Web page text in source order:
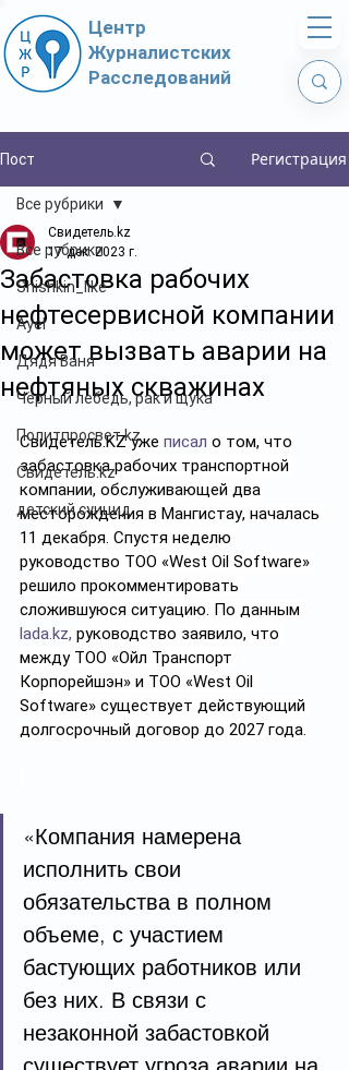
Центр
Журналистских
Расследований
Пост Регистрация
Все рубрики
Shishkin_like
Ayel
Дядя Ваня
Чёрный лебедь, рак и щука
Политпросвет.kz
Свидетель.kz
детский суицид
Все рубрики
Забастовка рабочих
нефтесервисной компании
может вызвать аварии на
нефтяных скважинах
Свидетель.kz
17 дек. 2023 г.
Свидетель.KZ уже писал о том, что
забастовка рабочих транспортной
компании, обслуживающей два
месторождения в Мангистау, началась
11 декабря. Спустя неделю
руководство ТОО «West Oil Software»
решило прокомментировать
сложившуюся ситуацию. По данным
lada.kz, руководство заявило, что
между ТОО «Ойл Транспорт
Корпорейшэн» и ТОО «West Oil
Software» существует действующий
долгосрочный договор до 2027 года.
«Компания намерена
исполнить свои
обязательства в полном
объеме, с участием
бастующих работников или
без них. В связи с
незаконной забастовкой